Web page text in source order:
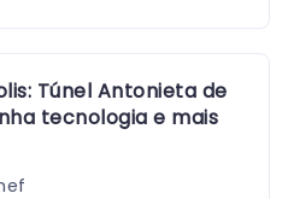
Túnel Antonieta de
tecnologia e mais